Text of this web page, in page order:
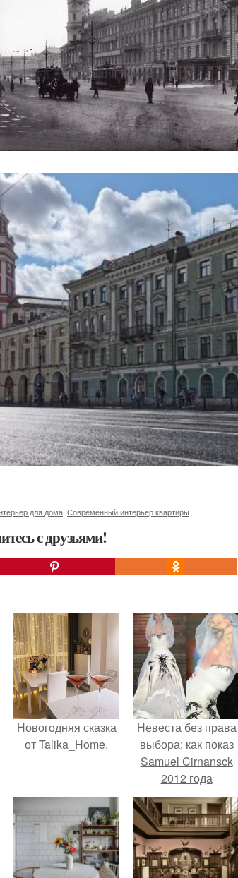
для дома, Современный интерьер квартиры
с друзьями!
Новогодняя сказка
от Talika_Home.
Невеста без права
выбора: как показ
Samuel Cirnansck
2012 года
превратил подиум
в манифест против
принуждения.